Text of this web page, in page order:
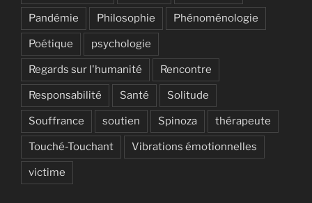
Pandémie Philosophie Phénoménologie
Poétique psychologie
Regards sur l'humanité Rencontre
Responsabilité Santé Solitude
Souffrance soutien Spinoza thérapeute
Touché-Touchant Vibrations émotionnelles
victime